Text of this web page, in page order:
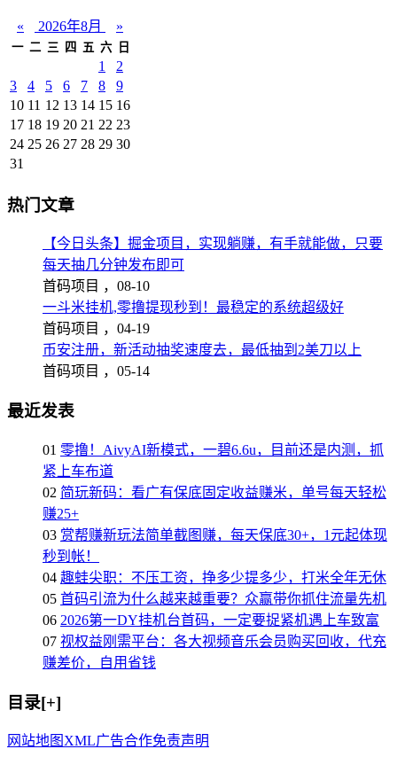
« 2026年8月 »
一 二 三 四 五 六 日
1
2
3
4 5 6 7 8
9
10 11 12 13 14 15 16
17 18 19 20 21 22 23
24 25 26 27 28 29 30
31
热门文章
【今日头条】掘金项目，实现躺赚，有手就能做，只要
每天抽几分钟发布即可
首码项目 ， 08-10
一斗米挂机,零撸提现秒到！最稳定的系统超级好
首码项目 ， 04-19
币安注册，新活动抽奖速度去，最低抽到2美刀以上
首码项目 ， 05-14
最近发表
01 零撸！AivyAI新模式，一碧6.6u，目前还是内测，抓
紧上车布道
02 简玩新码：看广有保底固定收益赚米，单号每天轻松
赚25+
03 赏帮赚新玩法简单截图赚，每天保底30+，1元起体现
秒到帐！
04 趣蛙尖职：不压工资，挣多少提多少，打米全年无休
05 首码引流为什么越来越重要？众赢带你抓住流量先机
06 2026第一DY挂机台首码，一定要捉紧机遇上车致富
07 视权益刚需平台：各大视频音乐会员购买回收，代充
赚差价，自用省钱
目录[+]
网站地图 XML广告合作免责声明